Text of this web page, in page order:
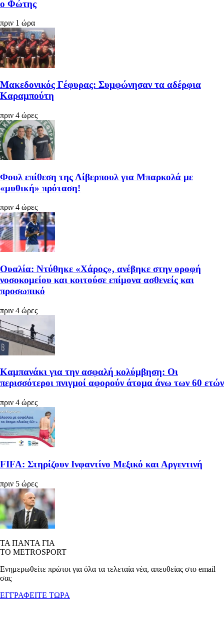
ο Φώτης
πριν 1 ώρα
Μακεδονικός Γέφυρας: Συμφώνησαν τα αδέρφια
Καραμπούτη
πριν 4 ώρες
Φουλ επίθεση της Λίβερπουλ για Μπαρκολά με
«μυθική» πρόταση!
πριν 4 ώρες
Ουαλία: Ντύθηκε «Χάρος», ανέβηκε στην οροφή
νοσοκομείου και κοιτούσε επίμονα ασθενείς και
προσωπικό
πριν 4 ώρες
Καμπανάκι για την ασφαλή κολύμβηση: Οι
περισσότεροι πνιγμοί αφορούν άτομα άνω των 60 ετών
πριν 4 ώρες
FIFA: Στηρίζουν Ινφαντίνο Μεξικό και Αργεντινή
πριν 5 ώρες
ΤΑ ΠΑΝΤΑ ΓΙΑ
ΤΟ METROSPORT
Ενημερωθείτε πρώτοι για όλα τα τελεταία νέα, απευθείας στο email
σας
ΕΓΓΡΑΦΕΙΤΕ ΤΩΡΑ